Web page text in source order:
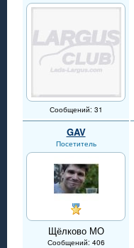
Сообщений: 31
GAV
Посетитель
Щёлково МО
Сообщений: 406